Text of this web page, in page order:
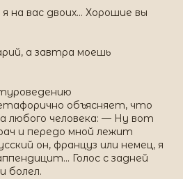
на вас двоих... Хорошие вы
а завтра моешь
объясняет, что
любого человека: — Ну вот
и передо мной лежит
он, француз или немец, я
Голос с задней
болел.